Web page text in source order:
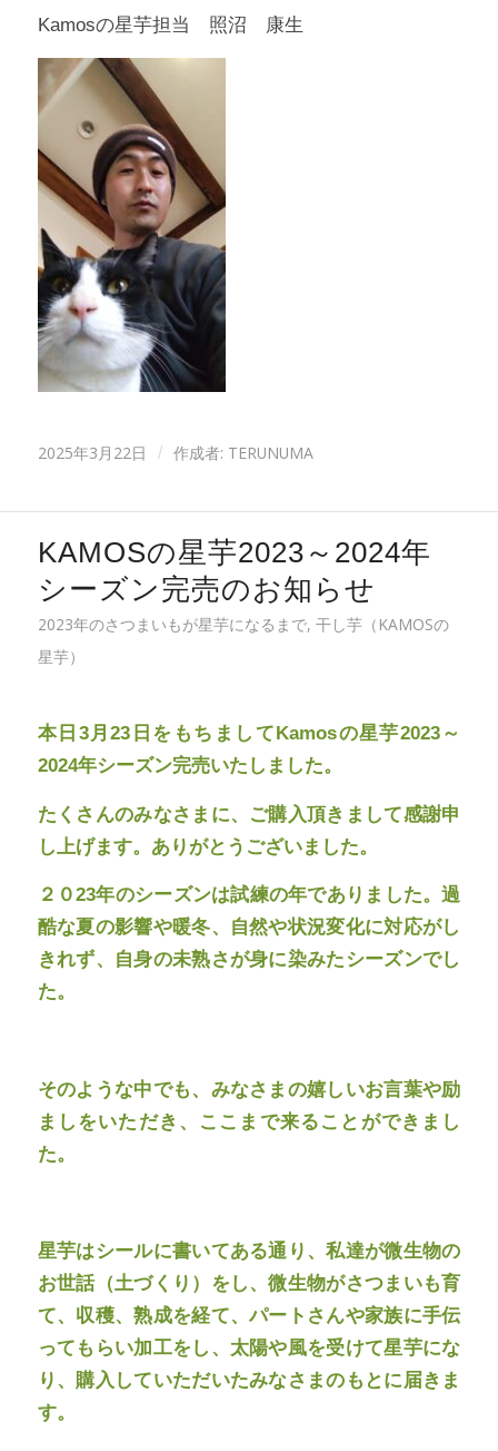
Kamosの星芋担当 照沼 康生
2025年3月22日 / 作成者: TERUNUMA
KAMOSの星芋2023～2024年
シーズン完売のお知らせ
2023年のさつまいもが星芋になるまで, 干し芋（KAMOSの
星芋）
本日3月23日をもちましてKamosの星芋2023～
2024年シーズン完売いたしました。
たくさんのみなさまに、ご購入頂きまして感謝申
し上げます。ありがとうございました。
２０23年のシーズンは試練の年でありました。過
酷な夏の影響や暖冬、自然や状況変化に対応がし
きれず、自身の未熟さが身に染みたシーズンでし
た。
そのような中でも、みなさまの嬉しいお言葉や励
ましをいただき、ここまで来ることができまし
た。
星芋はシールに書いてある通り、私達が微生物の
お世話（土づくり）をし、微生物がさつまいも育
て、収穫、熟成を経て、パートさんや家族に手伝
ってもらい加工をし、太陽や風を受けて星芋にな
り、購入していただいたみなさまのもとに届きま
す。